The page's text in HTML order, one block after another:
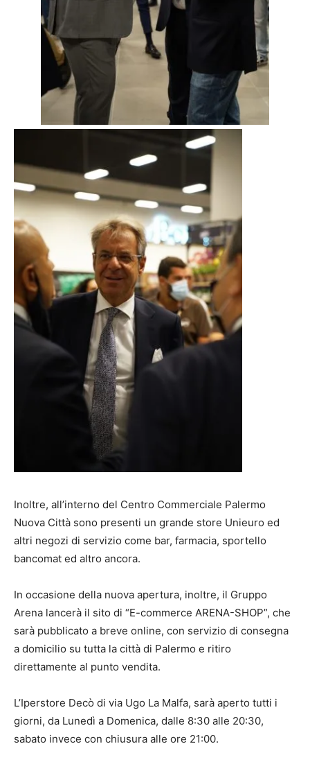
Inoltre, all’interno del Centro Commerciale Palermo
Nuova Città sono presenti un grande store Unieuro ed
altri negozi di servizio come bar, farmacia, sportello
bancomat ed altro ancora.
In occasione della nuova apertura, inoltre, il Gruppo
Arena lancerà il sito di “E-commerce ARENA-SHOP”, che
sarà pubblicato a breve online, con servizio di consegna
a domicilio su tutta la città di Palermo e ritiro
direttamente al punto vendita.
L’Iperstore Decò di via Ugo La Malfa, sarà aperto tutti i
giorni, da Lunedì a Domenica, dalle 8:30 alle 20:30,
sabato invece con chiusura alle ore 21:00.